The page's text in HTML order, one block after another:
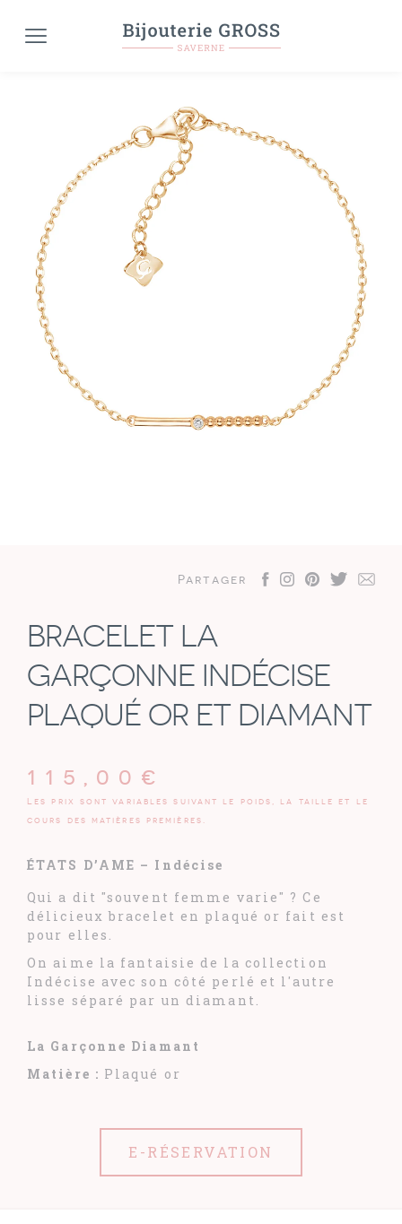
Partager
BRACELET LA
GARÇONNE INDÉCISE
PLAQUÉ OR ET DIAMANT
115,00 €
Les prix sont variables suivant le poids, la taille et le
cours des matières premières.
ÉTATS D’AME – Indécise
Qui a dit "souvent femme varie" ? Ce
délicieux bracelet en plaqué or fait est
pour elles.
On aime la fantaisie de la collection
Indécise avec son côté perlé et l'autre
lisse séparé par un diamant.
La Garçonne Diamant
Matière : Plaqué or
E-RÉSERVATION